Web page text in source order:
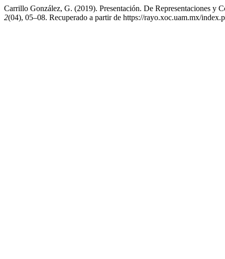
Carrillo González, G. (2019). Presentación. De Representaciones y
2(04), 05–08. Recuperado a partir de https://rayo.xoc.uam.mx/